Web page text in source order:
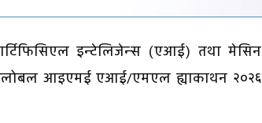
इन्टेलिजेन्स (एआई) तथा मेसिन
ग्लोबल आइएमई एआई/एमएल ह्याकाथन २०२६